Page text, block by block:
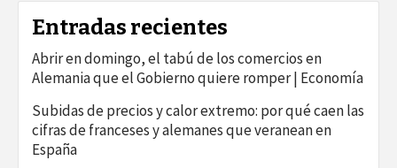
Entradas recientes
Abrir en domingo, el tabú de los comercios en
Alemania que el Gobierno quiere romper | Economía
Subidas de precios y calor extremo: por qué caen las
cifras de franceses y alemanes que veranean en
España